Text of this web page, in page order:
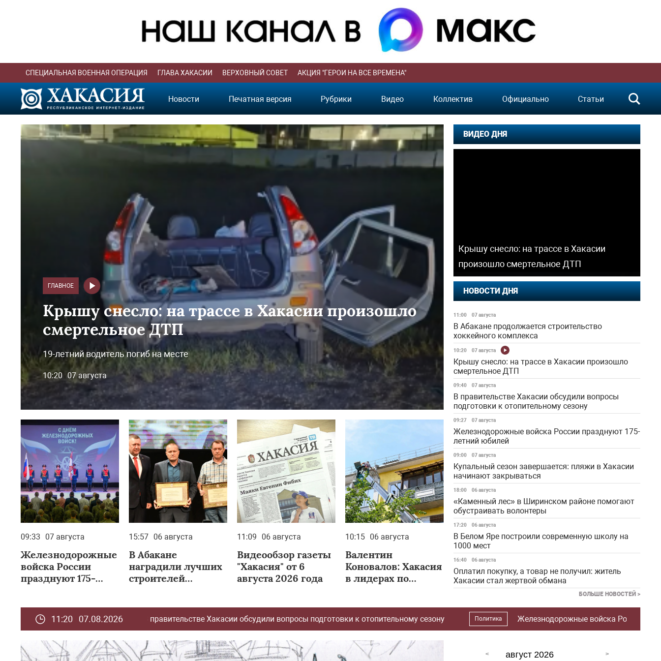
СПЕЦИАЛЬНАЯ ВОЕННАЯ ОПЕРАЦИЯ ГЛАВА ХАКАСИИ ВЕРХОВНЫЙ СОВЕТ АКЦИЯ "ГЕРОИ НА ВСЕ ВРЕМЕНА"
Новости Печатная версия Рубрики Видео Коллектив Официально Статьи
ГЛАВНОЕ
Крышу снесло: на трассе в Хакасии произошло
смертельное ДТП
19-летний водитель погиб на месте
10:20 07 августа
09:33 07 августа
Железнодорожные
войска России
празднуют 175-
15:57 06 августа
В Абакане
наградили лучших
строителей
11:09 06 августа
Видеообзор газеты
"Хакасия" от 6
августа 2026 года
10:15 06 августа
Валентин
Коновалов: Хакасия
в лидерах по
домов в Сибири
ВИДЕО ДНЯ
Крышу снесло: на трассе в Хакасии
произошло смертельное ДТП
НОВОСТИ ДНЯ
11:00 07 августа
В Абакане продолжается строительство
хоккейного комплекса
10:20 07 августа
Крышу снесло: на трассе в Хакасии произошло
смертельное ДТП
09:40 07 августа
В правительстве Хакасии обсудили вопросы
подготовки к отопительному сезону
09:27 07 августа
Железнодорожные войска России празднуют 175-
летний юбилей
09:00 07 августа
Купальный сезон завершается: пляжи в Хакасии
начинают закрываться
18:00 06 августа
«Каменный лес» в Ширинском районе помогают
обустраивать волонтеры
17:20 06 августа
В Белом Яре построили современную школу на
1000 мест
16:40 06 августа
Оплатил покупку, а товар не получил: житель
Хакасии стал жертвой обмана
БОЛЬШЕ НОВОСТЕЙ >
11:20 07.08.2026
В правительстве Хакасии обсудили вопросы подготовки к отопительному сезону Политика Железнодорожные войска России празднуют 175-летний юбилей
август 2026